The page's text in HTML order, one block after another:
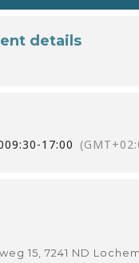
details
09:30-17:00
15, 7241 ND Lochem